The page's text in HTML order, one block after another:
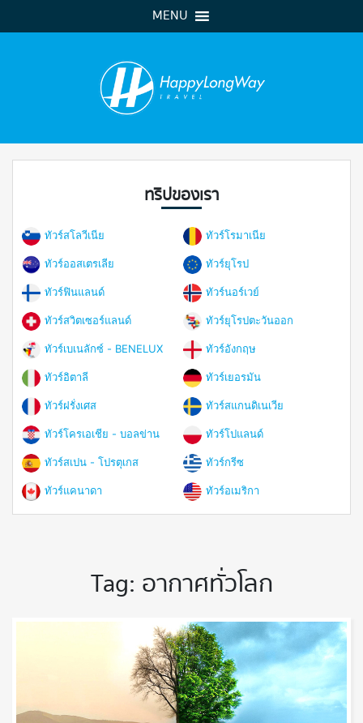
MENU
ทริปของเรา
ทัวร์สโลวีเนีย ทัวร์โรมาเนีย
ทัวร์ออสเตรเลีย ทัวร์ยุโรป
ทัวร์ฟินแลนด์ ทัวร์นอร์เวย์
ทัวร์สวิตเซอร์แลนด์ ทัวร์ยุโรปตะวันออก
ทัวร์เบเนลักซ์ - BENELUX ทัวร์อังกฤษ
ทัวร์อิตาลี ทัวร์เยอรมัน
ทัวร์ฝรั่งเศส ทัวร์สแกนดิเนเวีย
ทัวร์โครเอเชีย - บอลข่าน ทัวร์โปแลนด์
ทัวร์สเปน - โปรตุเกส ทัวร์กรีซ
ทัวร์แคนาดา ทัวร์อเมริกา
Tag: อากาศทั่วโลก